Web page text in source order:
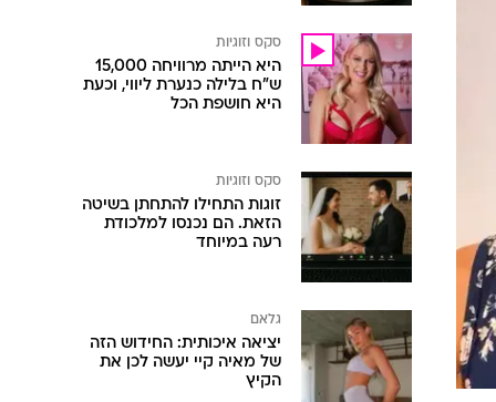
סקס וזוגיות
היא הייתה מרוויחה 15,000
ש"ח בלילה כנערת ליווי, וכעת
היא חושפת הכל
סקס וזוגיות
זוגות התחילו להתחתן בשיטה
הזאת. הם נכנסו למלכודת
רעה במיוחד
גלאם
יציאה איכותית: החידוש הזה
של מאיה קיי יעשה לכן את
הקיץ